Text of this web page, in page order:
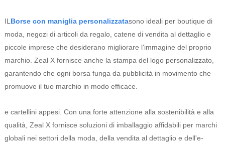
IL Borse con maniglia personalizzatasono ideali per boutique di
moda, negozi di articoli da regalo, catene di vendita al dettaglio e
piccole imprese che desiderano migliorare l'immagine del proprio
marchio. Zeal X fornisce anche la stampa del logo personalizzato,
garantendo che ogni borsa funga da pubblicità in movimento che
promuove il tuo marchio in modo efficace.
e cartellini appesi. Con una forte attenzione alla sostenibilità e alla
qualità, Zeal X fornisce soluzioni di imballaggio affidabili per marchi
globali nei settori della moda, della vendita al dettaglio e dell'e-